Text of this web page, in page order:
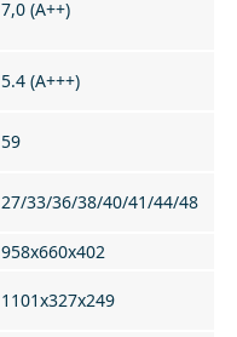
7,0 (А++)
5.4 (А+++)
59
27/33/36/38/40/41/44/48
958x660x402
1101х327х249